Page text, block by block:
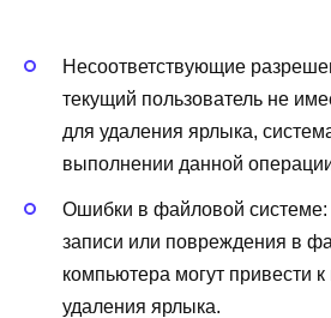
Несоответствующие
текущий пользователь не
для удаления ярлыка,
выполнении данной
Ошибки в файловой системе:
записи или повреждения в
компьютера могут привести
удаления ярлыка.